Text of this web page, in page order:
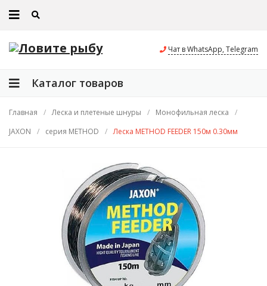
Чат в WhatsApp, Telegram
Каталог товаров
Главная / Леска и плетеные шнуры / Монофильная леска
/
JAXON
/ серия METHOD / Леска METHOD FEEDER 150м 0.30мм